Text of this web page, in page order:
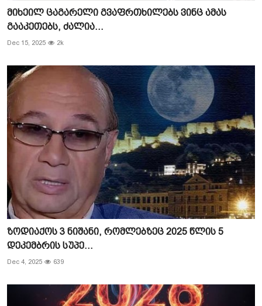
მსოფლიო
ჩვენს შესახებ
ყვითელი პრესა
საკითხავი
მიხეილ ცაგარელი გვაფრთხილებს ვინც ამას
გააკეთებს, ძალია...
Dec 15, 2025 2k
ზოდიაქოს 3 ნიშანი, რომლებზეც 2025 წლის 5
დეკემბრის სუპე...
Dec 4, 2025 639